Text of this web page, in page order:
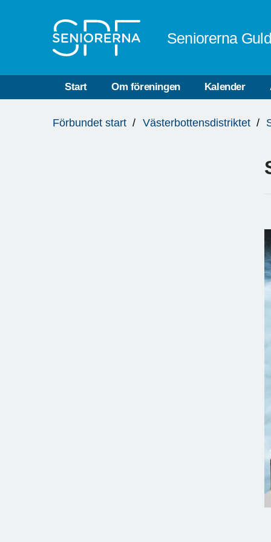
Seniorerna
Start Om föreningen Kalender
är
Förbundet start Västerbottensdistriktet